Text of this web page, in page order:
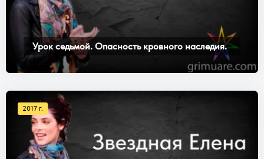
Урок седьмой. Опасность кровного наследия.
2017 г.